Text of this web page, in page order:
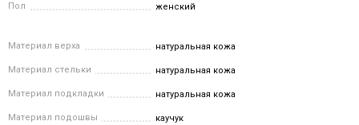
Пол женский
Материал верха натуральная кожа
Материал стельки натуральная кожа
Материал подкладки натуральная кожа
Материал подошвы каучук